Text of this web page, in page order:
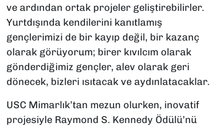
ve ardından ortak projeler geliştirebilirler.
Yurtdışında kendilerini kanıtlamış
gençlerimizi de bir kayıp değil, bir kazanç
olarak görüyorum; birer kıvılcım olarak
gönderdiğimiz gençler, alev olarak geri
dönecek, bizleri ısıtacak ve aydınlatacaklar.
USC Mimarlık’tan mezun olurken, inovatif
projesiyle Raymond S. Kennedy Ödülü’nü